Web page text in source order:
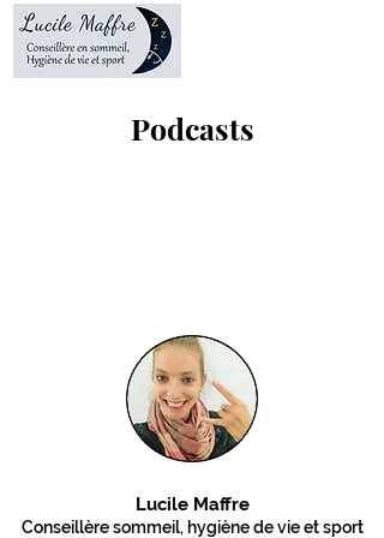
Podcasts
Lucile Maffre
Conseillère sommeil, hygiène de vie et sport